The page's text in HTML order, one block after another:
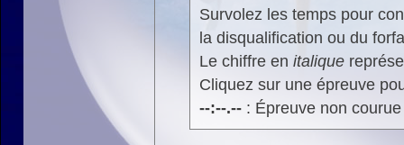
Survolez les temps pour
la disqualification ou du
Le chiffre en italique
Cliquez sur une épreuve
--:--.--: Épreuve non